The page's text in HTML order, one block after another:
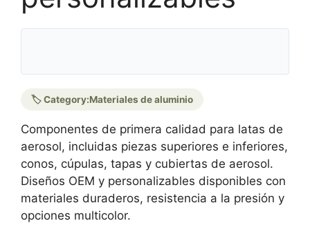
🏷️ Category:Materiales de aluminio
Componentes de primera calidad para latas de
aerosol, incluidas piezas superiores e inferiores,
conos, cúpulas, tapas y cubiertas de aerosol.
Diseños OEM y personalizables disponibles con
materiales duraderos, resistencia a la presión y
opciones multicolor.